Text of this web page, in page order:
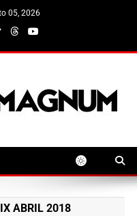
05, 2026
ABRIL 2018